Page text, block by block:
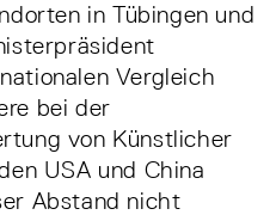
in Tübingen und
Vergleich
bei der
von Künstlicher
USA und China
Abstand nicht